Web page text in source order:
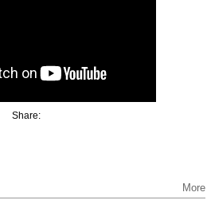
Share:
More